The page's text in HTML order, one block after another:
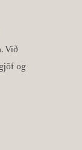
Við
og